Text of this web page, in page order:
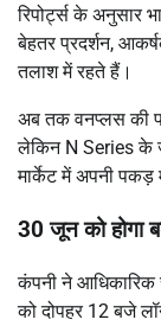
रिपोर्ट्स के अनुसार
बेहतर प्रदर्शन,
तलाश में रहते हैं।
अब तक वनप्लस की
लेकिन N Series के
मार्केट में अपनी पकड़
30 जून को होगा
कंपनी ने आधिकारिक
को दोपहर 12 बजे